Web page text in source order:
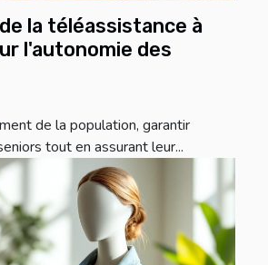
la téléassistance à
l'autonomie des
de la population, garantir
tout en assurant leur...